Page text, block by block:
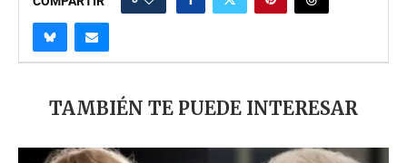
TAMBIÉN TE PUEDE INTERESAR